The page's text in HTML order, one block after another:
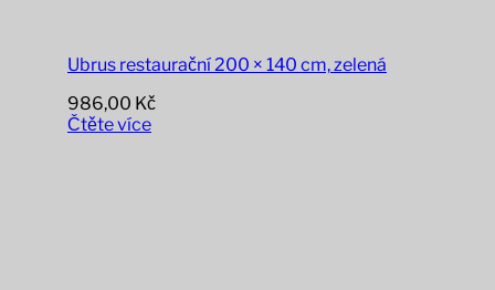
Ubrus restaurační 200 × 140 cm, zelená
986,00 Kč
Čtěte více